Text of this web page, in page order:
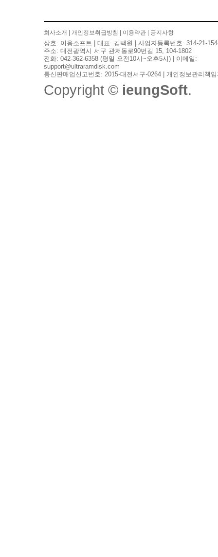
회사소개 개인정보취급방침 이용약관 공지사항
상호: 이응소프트 | 대표: 김택원 | 사업자등록번호: 314-21-
주소: 대전광역시 서구 관저동로90번길 15, 104-1802
전화: 042-362-6358 (평일 오전10시~오후5시) | 이메일:
support@ultraramdisk.com
통신판매업신고번호: 2015-대전서구-0264 | 개인정보관리책
Copyright © ieungSoft.